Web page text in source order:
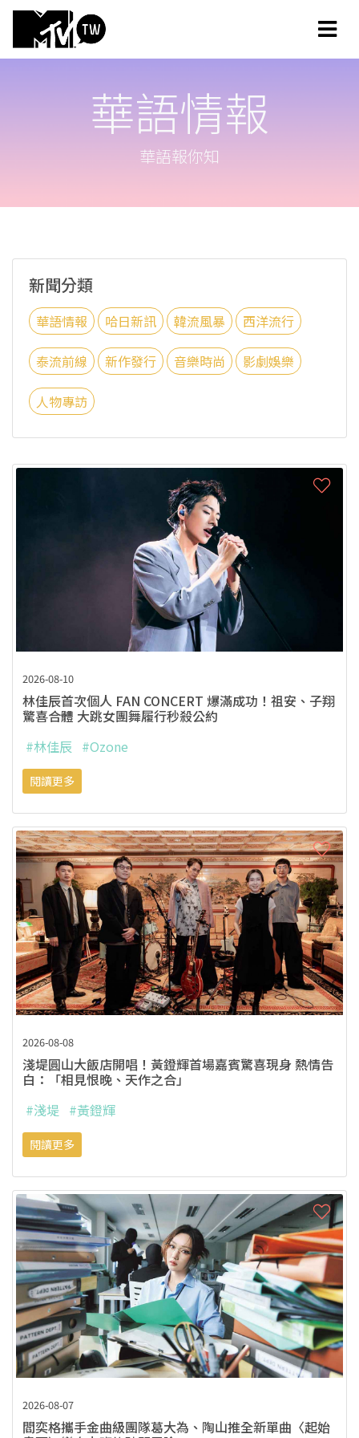
華語情報
華語報你知
新聞分類
華語情報 哈日新訊 韓流風暴 西洋流行
泰流前線 新作發行 音樂時尚 影劇娛樂
人物專訪
2026-08-10
林佳辰首次個人 FAN CONCERT 爆滿成功！祖安、子翔
驚喜合體 大跳女團舞履行秒殺公約
#林佳辰 #Ozone
閱讀更多
2026-08-08
淺堤圓山大飯店開唱！黃鐙輝首場嘉賓驚喜現身 熱情告
白：「相見恨晚、天作之合」
#淺堤 #黃鐙輝
閱讀更多
2026-08-07
閻奕格攜手金曲級團隊葛大為、陶山推全新單曲〈起始